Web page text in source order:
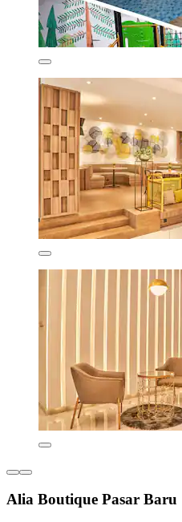
Alia Boutique Pasar Baru